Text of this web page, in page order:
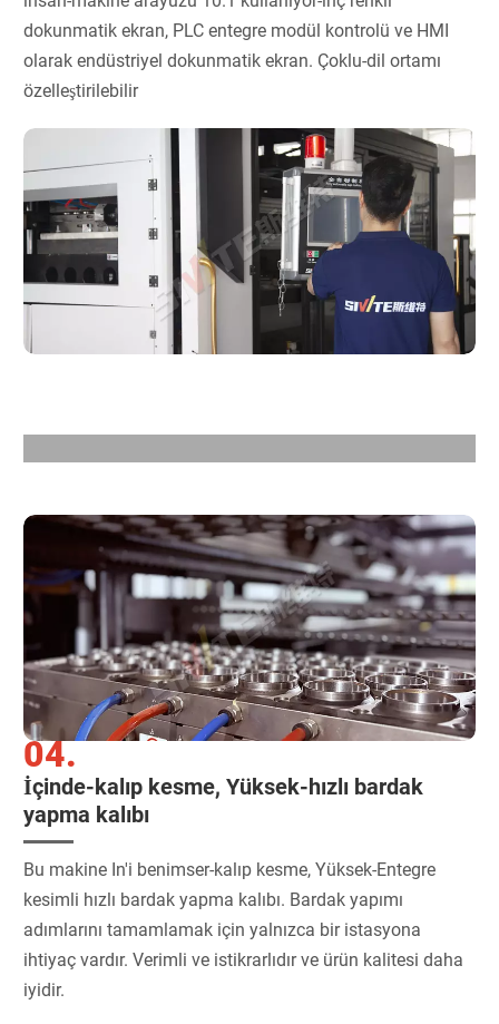
dokunmatik ekran, PLC entegre modül kontrolü ve HMI
olarak endüstriyel dokunmatik ekran. Çoklu-dil ortamı
özelleştirilebilir
04.
İçinde-kalıp kesme, Yüksek-hızlı bardak
yapma kalıbı
Bu makine In'i benimser-kalıp kesme, Yüksek-Entegre
kesimli hızlı bardak yapma kalıbı. Bardak yapımı
adımlarını tamamlamak için yalnızca bir istasyona
ihtiyaç vardır. Verimli ve istikrarlıdır ve ürün kalitesi daha
iyidir.